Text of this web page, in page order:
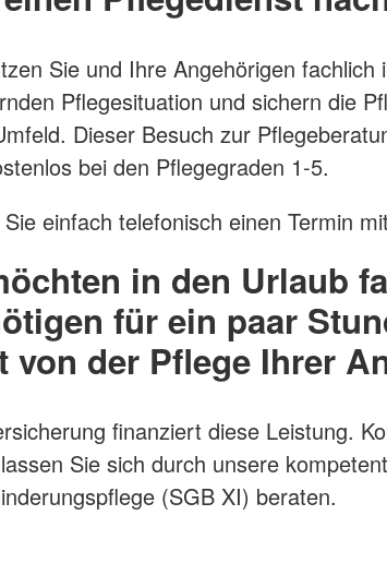
Sie und Ihre Angehörigen fachlich
Pflegesituation und sichern die
Dieser Besuch zur
bei den Pflegegraden 1-5.
einfach telefonisch einen Termin
in den Urlaub
für ein paar
von der Pflege Ihrer
finanziert diese Leistung.
Sie sich durch unsere
(SGB XI) beraten.